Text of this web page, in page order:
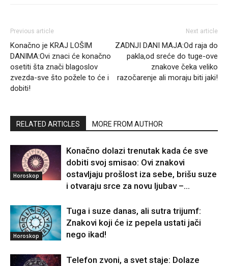
Previous article
Konačno je KRAJ LOŠIM
DANIMA:Ovi znaci će konačno
osetiti šta znači blagoslov
zvezda-sve što požele to će i
dobiti!
Next article
ZADNJI DANI MAJA:Od raja do
pakla,od sreće do tuge-ove
znakove čeka veliko
razočarenje ali moraju biti jaki!
RELATED ARTICLES MORE FROM AUTHOR
Horoskop
Konačno dolazi trenutak kada će sve
dobiti svoj smisao: Ovi znakovi
ostavljaju prošlost iza sebe, brišu suze
i otvaraju srce za novu ljubav –...
Horoskop
Tuga i suze danas, ali sutra trijumf:
Znakovi koji će iz pepela ustati jači
nego ikad!
Telefon zvoni, a svet staje: Dolaze